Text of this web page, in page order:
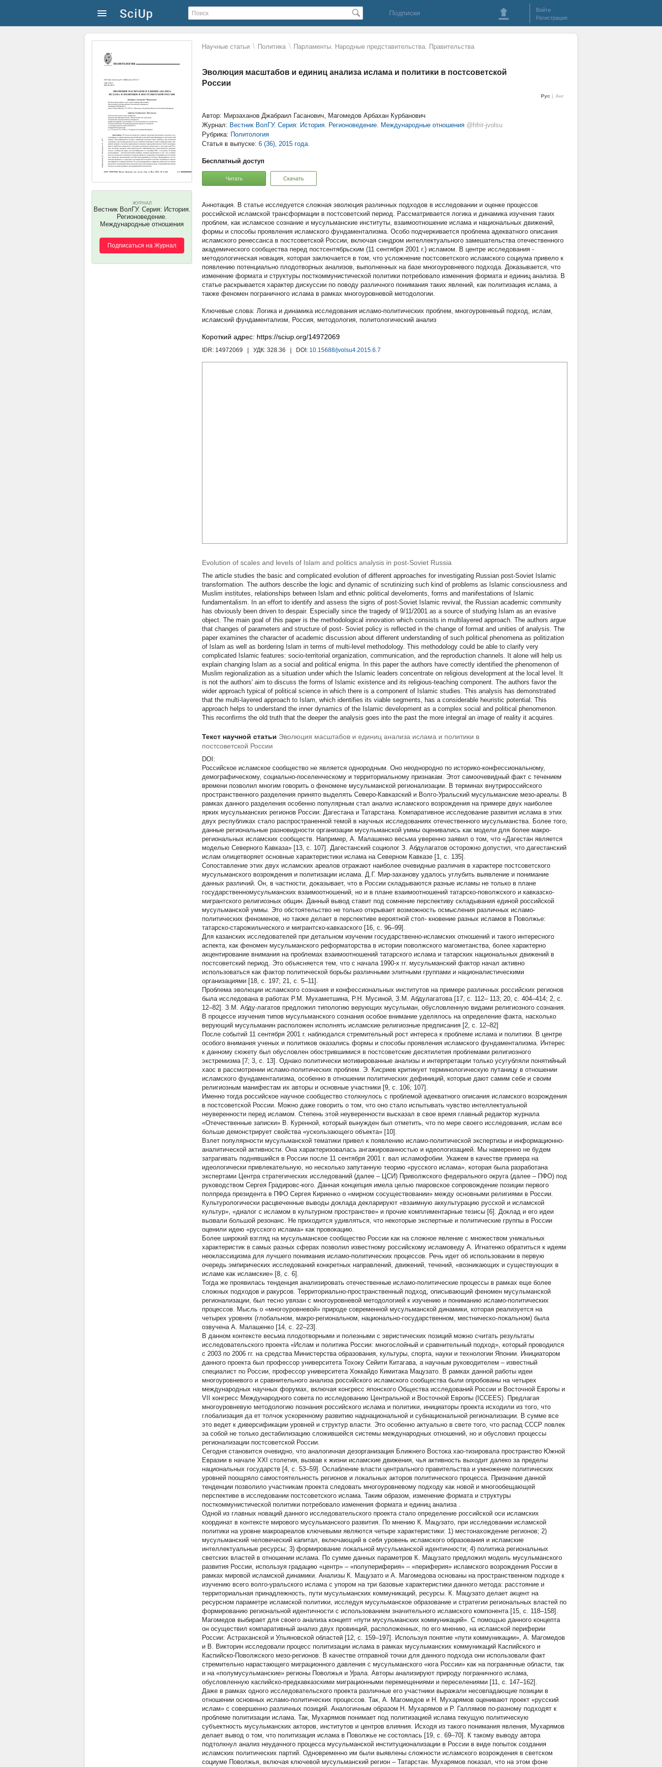
Подписки
Войти
Регистрация
Научные статьи \ Политика \ Парламенты. Народные представительства. Правительства
Эволюция масштабов и единиц анализа ислама и политики в постсоветской
России
Рус Анг
ЖУРНАЛ
Вестник ВолГУ. Серия: История.
Регионоведение.
Международные отношения
Подписаться на Журнал
Автор: Мирзаханов Джабраил Гасанович, Магомедов Арбахан Курбанович
Журнал: Вестник ВолГУ. Серия: История. Регионоведение. Международные отношения @hfrir-jvolsu
Рубрика: Политология
Статья в выпуске: 6 (36), 2015 года.
Бесплатный доступ
Читать Скачать
В статье исследуется сложная эволюция различных подходов в исследовании и оценке процессов
российской исламской трансформации в постсоветский период. Рассматривается логика и динамика изучения таких
проблем, как исламское сознание и мусульманские институты, взаимоотношение ислама и национальных движений,
формы и способы проявления исламского фундаментализма. Особо подчеркивается проблема адекватного описания
исламского ренессанса в постсоветской России, включая синдром интеллектуального замешательства отечественного
академического сообщества перед постсентябрьским (11 сентября 2001 г.) исламом. В центре исследования -
методологическая новация, которая заключается в том, что усложнение постсоветского исламского социума привело к
появлению потенциально плодотворных анализов, выполненных на базе многоуровневого подхода. Доказывается, что
изменение формата и структуры посткоммунистической политики потребовало изменения формата и единиц анализа. В
статье раскрывается характер дискуссии по поводу различного понимания таких явлений, как политизация ислама, а
также феномен пограничного ислама в рамках многоуровневой методологии.
Логика и динамика исследования исламо-политических проблем, многоуровневый подход, ислам,
исламский фундаментализм, Россия, методология, политологический анализ
Короткий адрес: https://sciup.org/14972069
IDR: 14972069 | УДК: 328.36 | DOI: 10.15688/jvolsu4.2015.6.7
Evolution of scales and levels of Islam and politics analysis in post-Soviet Russia
The article studies the basic and complicated evolution of different approaches for investigating Russian post-Soviet Islamic
transformation. The authors describe the logic аnd dynamic of scrutinizing such kind of problems as Islamic consciousness and
Muslim institutes, relationships between Islam and ethnic political develoments, forms and manifestations of Islamic
fundamentalism. In an effort to identify and assess the signs of post-Soviet Islamic revival, the Russian academic community
has obviously been driven to despair. Especially since the tragedy of 9/11/2001 as a source of studying Islam as an evasive
object. The main goal of this paper is the methodological innovation which consists in multilayered approach. The authors argue
that changes of parameters and structure of post- Soviet policy is reflected in the change of format and unities of analysis. The
paper examines the character of academic discussion about different understanding of such political phenomena as politization
of Islam as well as bordering Islam in terms of multi-level methodology. This methodology could be able to clarify very
complicated Islamic features: socio-territorial organization, communication, and the reproduction channels. It alone will help us
explain changing Islam as a social and political enigma. In this paper the authors have correctly identified the phenomenon of
Muslim regionalization as a situation under which the Islamic leaders concentrate on religious development at the local level. It
is not the authors' aim to discuss the forms of Islamic existence and its religious-teaching component. The authors favor the
wider approach typical of political science in which there is a component of Islamic studies. This analysis has demonstrated
that the multi-layered approach to Islam, which identifies its viable segments, has a considerable heuristic potential. This
approach helps to understand the inner dynamics of the Islamic development as a complex social and political phenomenon.
This reconfirms the old truth that the deeper the analysis goes into the past the more integral an image of reality it acquires.
Текст научной статьи Эволюция масштабов и единиц анализа ислама и политики в
постсоветской России
DOI:
Российское исламское сообщество не является однородным. Оно неоднородно по историко-конфессиональному,
демографическому, социально-поселенческому и территориальному признакам. Этот самоочевидный факт с течением
времени позволил многим говорить о феномене мусульманской регионализации. В терминах внутрироссийского
пространственного разделения принято выделять Северо-Кавказский и Волго-Уральский мусульманские мезо-ареалы. В
рамках данного разделения особенно популярным стал анализ исламского возрождения на примере двух наиболее
ярких мусульманских регионов России: Дагестана и Татарстана. Компаративное исследование развития ислама в этих
двух республиках стало распространенной темой в научных исследованиях отечественного мусульманства. Более того,
данные региональные разновидности организации мусульманской уммы оценивались как модели для более макро-
региональных исламских сообществ. Например, А. Малашенко весьма уверенно заявил о том, что «Дагестан является
моделью Северного Кавказа» [13, c. 107]. Дагестанский социолог З. Абдулагатов осторожно допустил, что дагестанский
ислам олицетворяет основные характеристики ислама на Северном Кавказе [1, c. 135].
Сопоставление этих двух исламских ареалов отражают наиболее очевидные различия в характере постсоветского
мусульманского возрождения и политизации ислама. Д.Г. Мир-заханову удалось углубить выявление и понимание
данных различий. Он, в частности, доказывает, что в России складываются разные исламы не только в плане
государственномусульманских взаимоотношений, но и в плане взаимоотношений татарско-поволжского и кавказско-
мигрантского религиозных общин. Данный вывод ставит под сомнение перспективу складывания единой российской
мусульманской уммы. Это обстоятельство не только открывает возможность осмысления различных исламо-
политических феноменов, но также делает в перспективе вероятной стол- кновение разных исламов в Поволжье:
татарско-старожильческого и мигрантско-кавказского [16, c. 96–99].
Для казанских исследователей при детальном изучении государственно-исламских отношений и такого интересного
аспекта, как феномен мусульманского реформаторства в истории поволжского магометанства, более характерно
акцентирование внимания на проблемах взаимоотношений татарского ислама и татарских национальных движений в
постсоветский период. Это объясняется тем, что с начала 1990-х гг. мусульманский фактор начал активно
использоваться как фактор политической борьбы различными элитными группами и националистическими
организациями [18, c. 197; 21, c. 5–11].
Проблема эволюции исламского сознания и конфессиональных институтов на примере различных российских регионов
была исследована в работах Р.М. Мухаметшина, Р.Н. Мусиной, З.М. Абдулагатова [17, c. 112– 113; 20, c. 404–414; 2, c.
12–82]. З.М. Абду-лагатов предложил типологию верующих мусульман, обусловленную видами религиозного сознания.
В процессе изучения типов мусульманского сознания особое внимание уделялось на определение факта, насколько
верующий мусульманин расположен исполнять исламские религиозные предписания [2, c. 12–82]
После событий 11 сентября 2001 г. наблюдался стремительный рост интереса к проблеме ислама и политики. В центре
особого внимания ученых и политиков оказались формы и способы проявления исламского фундаментализма. Интерес
к данному сюжету был обусловлен обострившимися в постсоветские десятилетия проблемами религиозного
экстремизма [7; 3, с. 13]. Однако политически мотивированные анализы и интерпретации только усугубляли понятийный
хаос в рассмотрении исламо-политических проблем. Э. Кисриев критикует терминологическую путаницу в отношении
исламского фундаментализма, особенно в отношении политических дефиниций, которые дают самим себе и своим
религиозным манифестам их авторы и основные участники [9, c. 106; 107].
Именно тогда российское научное сообщество столкнулось с проблемой адекватного описания исламского возрождения
в постсоветской России. Можно даже говорить о том, что оно стало испытывать чувство интеллектуальной
неуверенности перед исламом. Степень этой неуверенности высказал в свое время главный редактор журнала
«Отечественные записки» В. Куренной, который вынужден был отметить, что по мере своего исследования, ислам все
больше демонстрирует свойства «ускользающего объекта» [10].
Взлет популярности мусульманской тематики привел к появлению исламо-политической экспертизы и информационно-
аналитической активности. Она характеризовалась ангажированностью и идеологизацией. Мы намеренно не будем
затрагивать поднявшийся в России после 11 сентября 2001 г. вал исламофобии. Укажем в качестве примера на
идеологически привлекательную, но несколько запутанную теорию «русского ислама», которая была разработана
экспертами Центра стратегических исследований (далее – ЦСИ) Приволжского федерального округа (далее – ПФО) под
руководством Сергея Градировс-кого. Данная концепция имела целью пиаровское сопровождение позиции первого
полпреда президента в ПФО Сергея Кириенко о «мирном сосуществовании» между основными религиями в России.
Культурологически расцвеченные выводы доклада декларируют «взаимную аккультурацию русской и исламской
культур», «диалог с исламом в культурном пространстве» и прочие комплиментарные тезисы [6]. Доклад и его идеи
вызвали большой резонанс. Не приходится удивляться, что некоторые экспертные и политические группы в России
оценили идею «русского ислама» как провокацию.
Более широкий взгляд на мусульманское сообщество России как на сложное явление с множеством уникальных
характеристик в самых разных сферах позволил известному российскому исламоведу А. Игнатенко обратиться к идеям
неоклассицизма для лучшего понимания исламо-политических процессов. Речь идет об использовании в первую
очередь эмпирических исследований конкретных направлений, движений, течений, «возникающих и существующих в
исламе как исламские» [8, c. 6].
Тогда же проявилась тенденция анализировать отечественные исламо-политические процессы в рамках еще более
сложных подходов и ракурсов. Территориально-пространственный подход, описывающий феномен мусульманской
регионализации, был тесно увязан с многоуровневой методологией к изучению и пониманию исламо-политических
процессов. Мысль о «многоуровневой» природе современной мусульманской динамики, которая реализуется на
четырех уровнях (глобальном, макро-региональном, национально-государственном, местническо-локальном) была
озвучена А. Малашенко [14, c. 22–23].
В данном контексте весьма плодотворными и полезными с эвристических позиций можно считать результаты
исследовательского проекта «Ислам и политика России: многослойный и сравнительный подход», который проводился
с 2003 по 2006 гг. на средства Министерства образования, культуры, спорта, науки и технологии Японии. Инициатором
данного проекта был профессор университета Тохоку Сейити Китагава, а научным руководителем – известный
специалист по России, профессор университета Хоккайдо Кимитака Мацузато. В рамках данной работы идеи
многоуровневого и сравнительного анализа российского исламского сообщества были опробованы на четырех
международных научных форумах, включая конгресс японского Общества исследований России и Восточной Европы и
VII конгресс Международного совета по исследованию Центральной и Восточной Европы (ICCEES). Предлагая
многоуровневую методологию познания российского ислама и политики, инициаторы проекта исходили из того, что
глобализация да ет толчок ускоренному развитию наднациональной и субнациональной регионализации. В сумме все
это ведет к диверсификации уровней и структур власти. Это особенно актуально в свете того, что распад СССР повлек
за собой не только дестабилизацию сложившейся системы международных отношений, но и обусловил процессы
регионализации постсоветской России.
Сегодня становится очевидно, что аналогичная дезорганизация Ближнего Востока хао-тизировала пространство Южной
Евразии в начале XXI столетия, вызвав к жизни исламские движения, чья активность выходит далеко за пределы
национальных государств [4, c. 53–59]. Ослабление власти центрального правительства и умножение политических
уровней поощряло самостоятельность регионов и локальных акторов политического процесса. Признание данной
тенденции позволило участникам проекта следовать многоуровневому подходу как новой и многообещающей
перспективе в исследовании постсоветского ислама. Таким образом, изменение формата и структуры
посткоммунистической политики потребовало изменения формата и единиц анализа .
Одной из главных новаций данного исследовательского проекта стало определение российской оси исламских
координат в контексте мирового мусульманского развития. По мнению К. Мацузато, при исследовании исламской
политики на уровне макроареалов ключевыми являются четыре характеристики: 1) местонахождение регионов; 2)
мусульманский человеческий капитал, включающий в себя уровень исламского образования и исламские
интеллектуальные ресурсы; 3) формирование локальной мусульманской идентичности; 4) политика региональных
светских властей в отношении ислама. По сумме данных параметров К. Мацузато предложил модель мусульманского
развития России, используя градацию «центр» – «полупериферия» – «периферия» исламского возрождения России в
рамках мировой исламской динамики. Анализы К. Мацузато и А. Магомедова основаны на пространственном подходе к
изучению всего волго-уральского ислама с упором на три базовые характеристики данного метода: расстояние и
территориальная принадлежность, пути мусульманских коммуникаций, ресурсы. К. Мацузато делает акцент на
ресурсном параметре исламской политики, исследуя мусульманское образование и стратегии региональных властей по
формированию региональной идентичности с использованием значительного исламского компонента [15, c. 118–158].
Магомедов выбирает для своего анализа концепт «пути мусульманских коммуникаций». С помощью данного концепта
он осуществил компаративный анализ двух провинций, расположенных, по его мнению, на исламской периферии
России: Астраханской и Ульяновской областей [12, c. 159–197]. Используя понятие «пути коммуникации», А. Магомедов
и В. Викторин исследовали процесс политизации ислама в рамках мусульманских коммуникаций Каспийского и
Каспийско-Поволжского мезо-регионов. В качестве отправной точки для данного подхода они использовали факт
стремительно нарастающего миграционного давления с мусульманского «юга России» как на пограничные области, так
и на «полумусульманские» регионы Поволжья и Урала. Авторы анализируют природу пограничного ислама,
обусловленную каспийско-предкавказскими миграционными перемещениями и переселениями [11, c. 147–162].
Даже в рамках одного исследовательского проекта различные его участники выражали несовпадающие позиции в
отношении основных исламо-политических процессов. Так, А. Магомедов и Н. Мухарямов оценивают проект «русский
ислам» с совершенно различных позиций. Аналогичным образом Н. Мухарямов и Р. Галлямов по-разному подходят к
проблеме политизации ислама. Так, Мухарямов понимает под политизацией ислама текущую политическую
субъектность мусульманских акторов, институтов и центров влияния. Исходя из такого понимания явления, Мухарямов
делает вывод о том, что политизация ислама в Поволжье не состоялась [19, с. 69–70]. К такому выводу автора
подтолкнул анализ неудачного процесса мусульманской институционализации в России в виде попыток создания
исламских политических партий. Одновременно им были выявлены сложности исламского возрождения в светском
социуме Поволжья, включая ключевой мусульманский регион – Татарстан. Мухарямов показал, что на этом фоне